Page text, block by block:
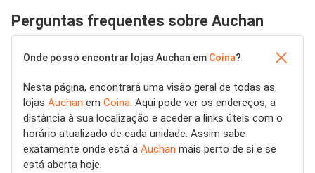
Perguntas frequentes sobre Auchan
Onde posso encontrar lojas Auchan em Coina?
Nesta página, encontrará uma visão geral de todas as
lojas Auchan em Coina. Aqui pode ver os endereços, a
distância à sua localização e aceder a links úteis com o
horário atualizado de cada unidade. Assim sabe
exatamente onde está a Auchan mais perto de si e se
está aberta hoje.